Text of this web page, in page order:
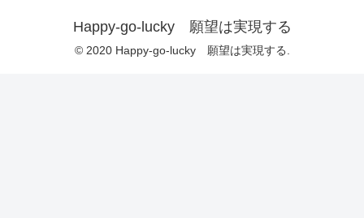
Happy-go-lucky 願望は実現する
© 2020 Happy-go-lucky 願望は実現する.